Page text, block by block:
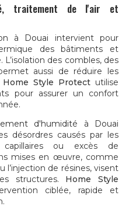
traitement de l'air et
à Douai intervient pour
des bâtiments et
des combles, des
aussi de réduire les
Home Style Protectutilise
pour assurer un confort
d'humidité à Douai
désordres causés par les
capillaires ou excès de
mises en œuvre, comme
l’injection de résines, visent
structures. Home Style
ciblée, rapide et